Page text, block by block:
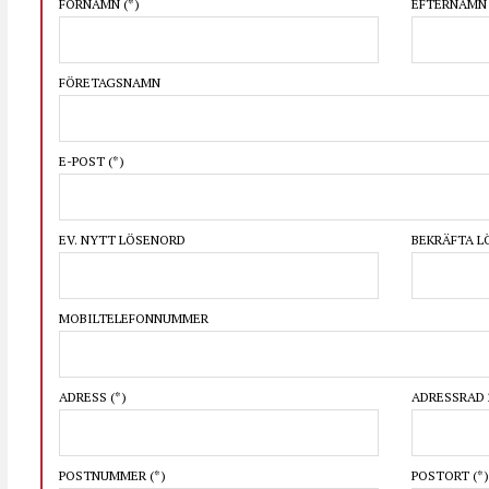
FÖRNAMN (*) EFTERNAMN
FÖRETAGSNAMN
E-POST (*)
EV. NYTT LÖSENORD BEKRÄFTA
MOBILTELEFONNUMMER
ADRESS (*) ADRESSRAD
POSTNUMMER (*) POSTORT (*)